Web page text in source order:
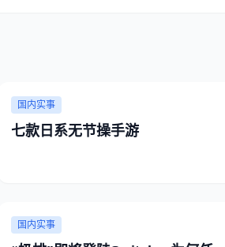
国内实事
七款日系无节操手游
国内实事